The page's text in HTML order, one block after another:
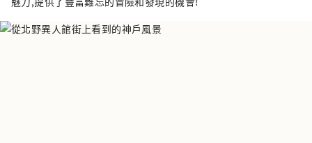
草園和植物園中，四季皆有的藥草和花草的溫